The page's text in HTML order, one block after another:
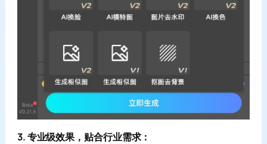
3. 专业级效果，贴合行业需求：